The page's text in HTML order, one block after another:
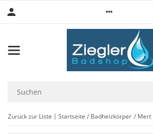
Zurück zur Liste Startseite Badheizkörper Mert